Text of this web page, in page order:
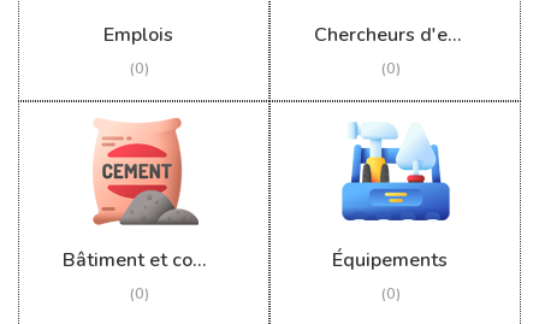
Emplois
(0)
Chercheurs d'emploi
(0)
Bâtiment et construction
(0)
Équipements
(0)